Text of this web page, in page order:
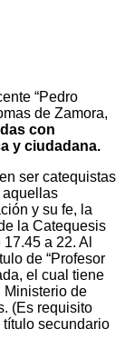
“Pedro
de Zamora,
con
y ciudadana.
ser catequistas
aquellas
y su fe, la
la Catequesis
a 22. Al
de “Profesor
el cual tiene
Ministerio de
(Es requisito
secundario